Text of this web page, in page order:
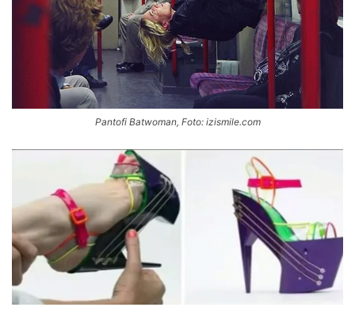
Pantofi Batwoman, Foto: izismile.com